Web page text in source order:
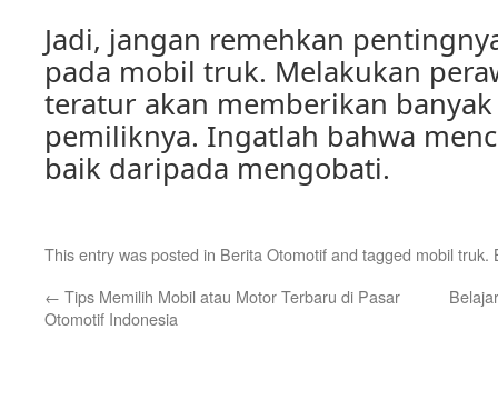
Jadi, jangan remehkan
pada mobil truk. Melakukan
teratur akan memberikan
pemiliknya. Ingatlah bahwa
baik daripada mengobati.
This entry was posted in Berita Otomotifand tagged mobil truk.
← Tips Memilih Mobil atau Motor Terbaru di Pasar
Otomotif Indonesia